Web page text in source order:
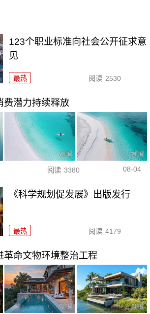
123个职业标准向社会公开征求意
见
最热 阅读 2530
费潜力持续释放
阅读 3380 08-04
《科学规划促发展》出版发行
最热 阅读 4179
革命文物环境整治工程